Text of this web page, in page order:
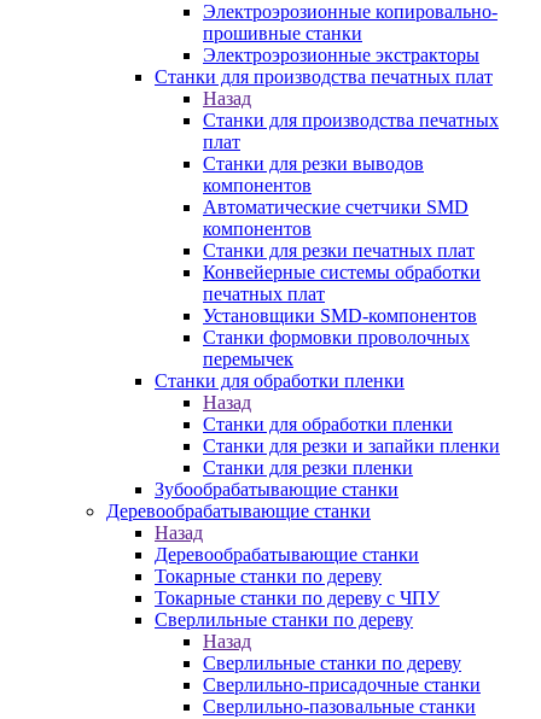
Электроэрозионные копировально-
прошивные станки
Электроэрозионные экстракторы
Станки для производства печатных плат
Назад
Станки для производства печатных
плат
Станки для резки выводов
компонентов
Автоматические счетчики SMD
компонентов
Станки для резки печатных плат
Конвейерные системы обработки
печатных плат
Установщики SMD-компонентов
Станки формовки проволочных
перемычек
Станки для обработки пленки
Назад
Станки для обработки пленки
Станки для резки и запайки пленки
Станки для резки пленки
Зубообрабатывающие станки
Деревообрабатывающие станки
Назад
Деревообрабатывающие станки
Токарные станки по дереву
Токарные станки по дереву с ЧПУ
Сверлильные станки по дереву
Назад
Сверлильные станки по дереву
Сверлильно-присадочные станки
Сверлильно-пазовальные станки